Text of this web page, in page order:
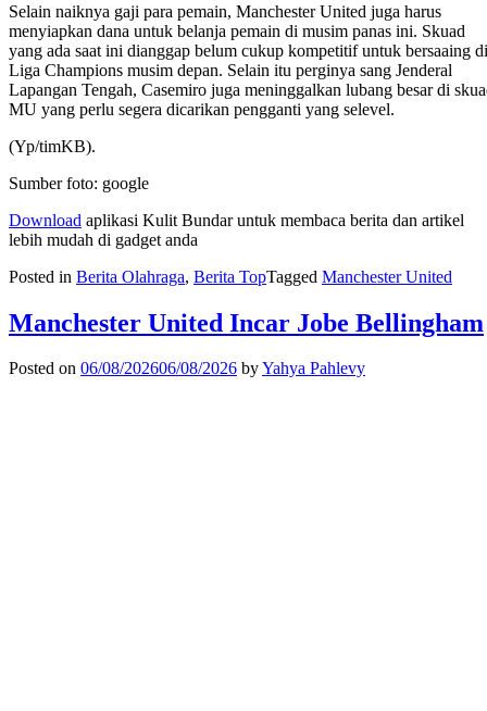
Selain naiknya gaji para pemain, Manchester United juga harus
menyiapkan dana untuk belanja pemain di musim panas ini. Skuad
yang ada saat ini dianggap belum cukup kompetitif untuk bersaaing di
Liga Champions musim depan. Selain itu perginya sang Jenderal
Lapangan Tengah, Casemiro juga meninggalkan lubang besar di
MU yang perlu segera dicarikan pengganti yang selevel.
(Yp/timKB).
Sumber foto: google
Download aplikasi Kulit Bundar untuk membaca berita dan artikel
lebih mudah di gadget anda
Posted in Berita Olahraga, Berita TopTagged Manchester United
Manchester United Incar Jobe Bellingham
Posted on 06/08/202606/08/2026 byYahya Pahlevy